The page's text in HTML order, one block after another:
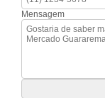
Mensagem